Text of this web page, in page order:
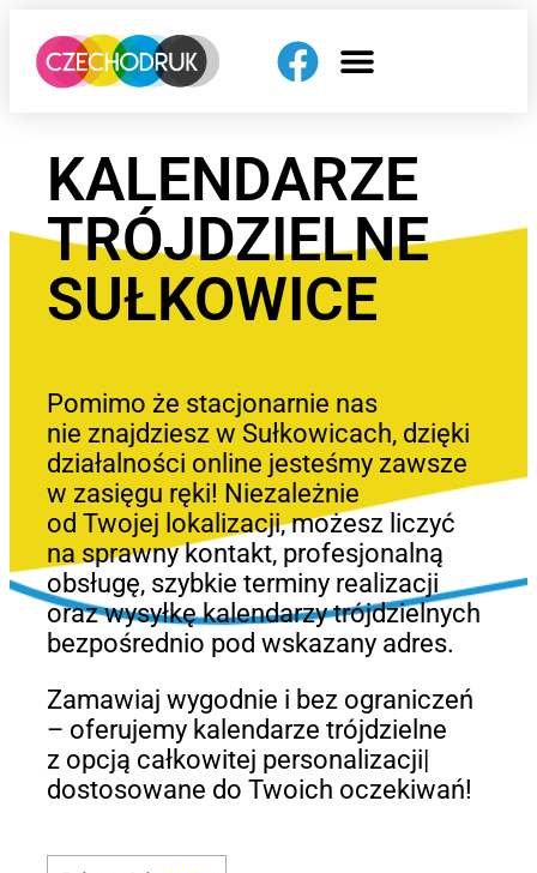
KALENDARZE
TRÓJDZIELNE
SUŁKOWICE
Pomimo że stacjonarnie nas
nie znajdziesz w Sułkowicach, dzięki
działalności online jesteśmy zawsze
w zasięgu ręki! Niezależnie
od Twojej lokalizacji, możesz liczyć
na sprawny kontakt, profesjonalną
obsługę, szybkie terminy realizacji
oraz wysyłkę kalendarzy trójdzielnych
bezpośrednio pod wskazany adres.
Zamawiaj wygodnie i bez ograniczeń
– oferujemy kalendarze trójdzielne
z opcją całkowitej personalizacji|
dostosowane do Twoich oczekiwań!